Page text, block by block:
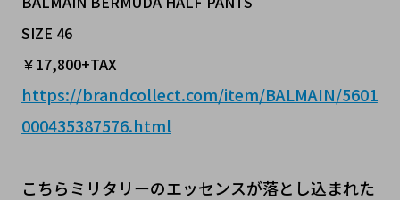
SIZE 46
￥17,800+TAX
https://brandcollect.com/item/BALMAIN/5601
000435387576.html
こちらミリタリーのエッセンスが落とし込まれた